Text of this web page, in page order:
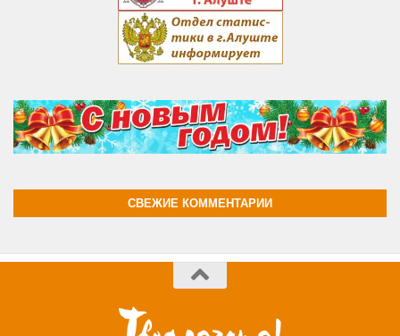
СВЕЖИЕ КОММЕНТАРИИ